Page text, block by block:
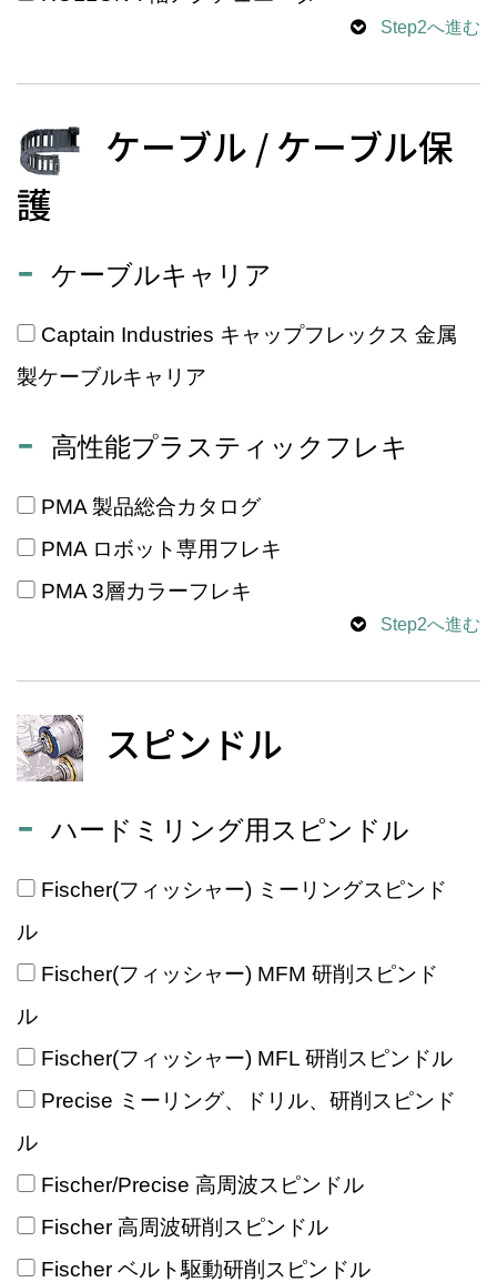
Step2へ進む
ケーブル / ケーブル保
護
ケーブルキャリア
Captain Industries キャップフレックス 金属
製ケーブルキャリア
高性能プラスティックフレキ
PMA 製品総合カタログ
PMA ロボット専用フレキ
PMA 3層カラーフレキ
Step2へ進む
スピンドル
ハードミリング用スピンドル
Fischer(フィッシャー) ミーリングスピンド
ル
Fischer(フィッシャー) MFM 研削スピンド
ル
Fischer(フィッシャー) MFL 研削スピンドル
Precise ミーリング、ドリル、研削スピンド
ル
Fischer/Precise 高周波スピンドル
Fischer 高周波研削スピンドル
Fischer ベルト駆動研削スピンドル